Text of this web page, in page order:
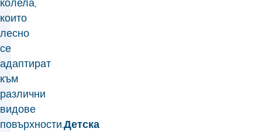
които
лесно
се
адаптират
към
различни
видове
повърхности.Детска